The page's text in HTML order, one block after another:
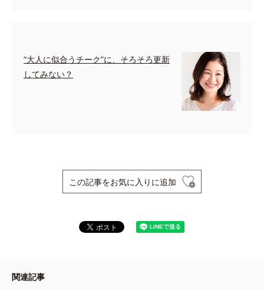
“大人に似合うチーク”に、そろそろ更新
してみない？
この記事をお気に入りに追加
関連記事